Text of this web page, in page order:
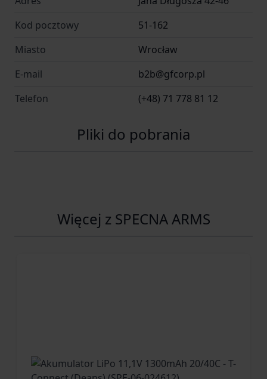
Kod pocztowy
51-162
Miasto
Wrocław
E-mail
b2b@gfcorp.pl
Telefon
(+48) 71 778 81 12
Pliki do pobrania
Więcej z SPECNA ARMS